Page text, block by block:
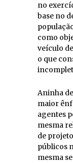
no
base no
como
veículo
o que
Aninha
maior
agentes
mesma
de
públicos
mesma